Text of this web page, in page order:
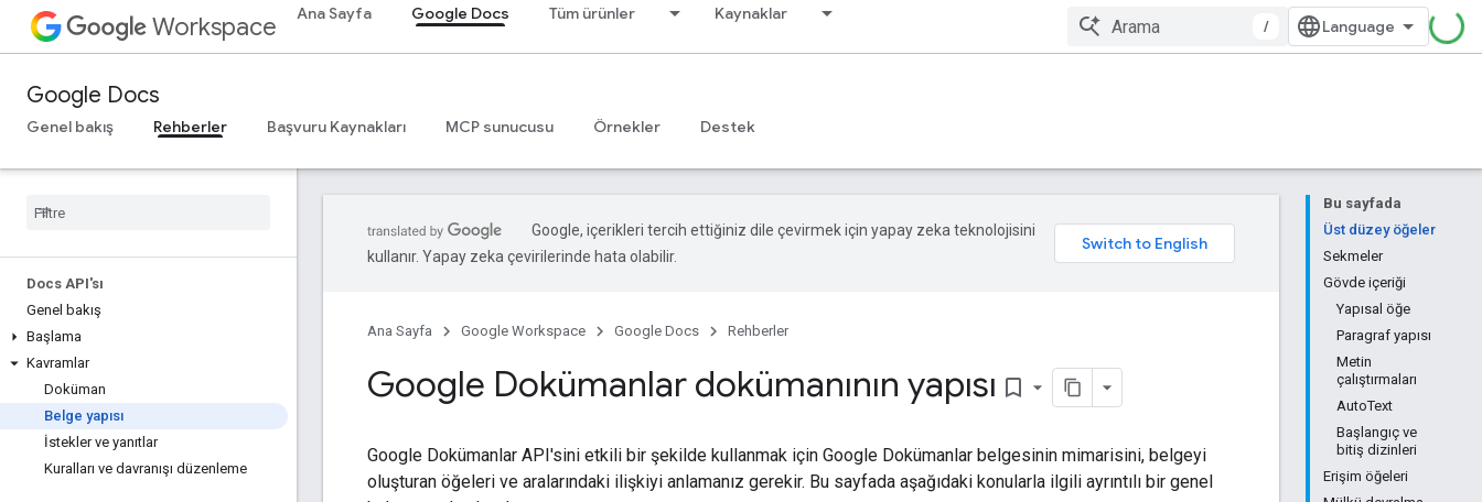
Workspace Ana Sayfa Google Docs Tüm ürünler Kaynaklar
/
Google Docs
Genel bakış Rehberler Başvuru Kaynakları MCP sunucusu Örnekler Destek
Docs API'sı
Genel bakış
Başlama
Kavramlar
Doküman
Belge yapısı
İstekler ve yanıtlar
Kuralları ve davranışı düzenleme
Bu sayfada
Üst düzey öğeler
Sekmeler
Gövde içeriği
Yapısal öğe
Paragraf yapısı
Metin
çalıştırmaları
AutoText
Başlangıç ve
bitiş dizinleri
Erişim öğeleri
Google, içerikleri tercih ettiğiniz dile çevirmek için yapay zeka teknolojisini
kullanır. Yapay zeka çevirilerinde hata olabilir.
Ana Sayfa Google Workspace Google Docs Rehberler
Google Dokümanlar dokümanının yapısı bookmark_border
Google Dokümanlar API'sini etkili bir şekilde kullanmak için Google Dokümanlar belgesinin mimarisini, belgeyi
oluşturan öğeleri ve aralarındaki ilişkiyi anlamanız gerekir. Bu sayfada aşağıdaki konularla ilgili ayrıntılı bir genel